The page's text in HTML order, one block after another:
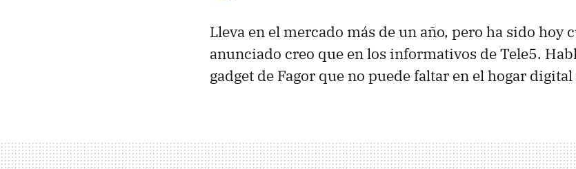
Lleva en el mercado más de un año, pero ha sido hoy
anunciado creo que en los informativos de Tele5.
gadget de Fagor que no puede faltar en el hogar